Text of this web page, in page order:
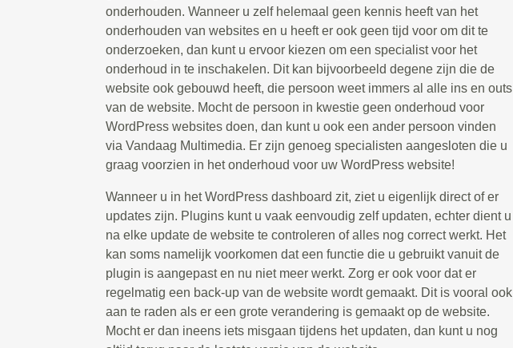
onderhouden. Wanneer u zelf helemaal geen kennis heeft van het
onderhouden van websites en u heeft er ook geen tijd voor om dit te
onderzoeken, dan kunt u ervoor kiezen om een specialist voor het
onderhoud in te inschakelen. Dit kan bijvoorbeeld degene zijn die de
website ook gebouwd heeft, die persoon weet immers al alle ins en outs
van de website. Mocht de persoon in kwestie geen onderhoud voor
WordPress websites doen, dan kunt u ook een ander persoon vinden
via Vandaag Multimedia. Er zijn genoeg specialisten aangesloten die u
graag voorzien in het onderhoud voor uw WordPress website!
Wanneer u in het WordPress dashboard zit, ziet u eigenlijk direct of er
updates zijn. Plugins kunt u vaak eenvoudig zelf updaten, echter dient u
na elke update de website te controleren of alles nog correct werkt. Het
kan soms namelijk voorkomen dat een functie die u gebruikt vanuit de
plugin is aangepast en nu niet meer werkt. Zorg er ook voor dat er
regelmatig een back-up van de website wordt gemaakt. Dit is vooral ook
aan te raden als er een grote verandering is gemaakt op de website.
Mocht er dan ineens iets misgaan tijdens het updaten, dan kunt u nog